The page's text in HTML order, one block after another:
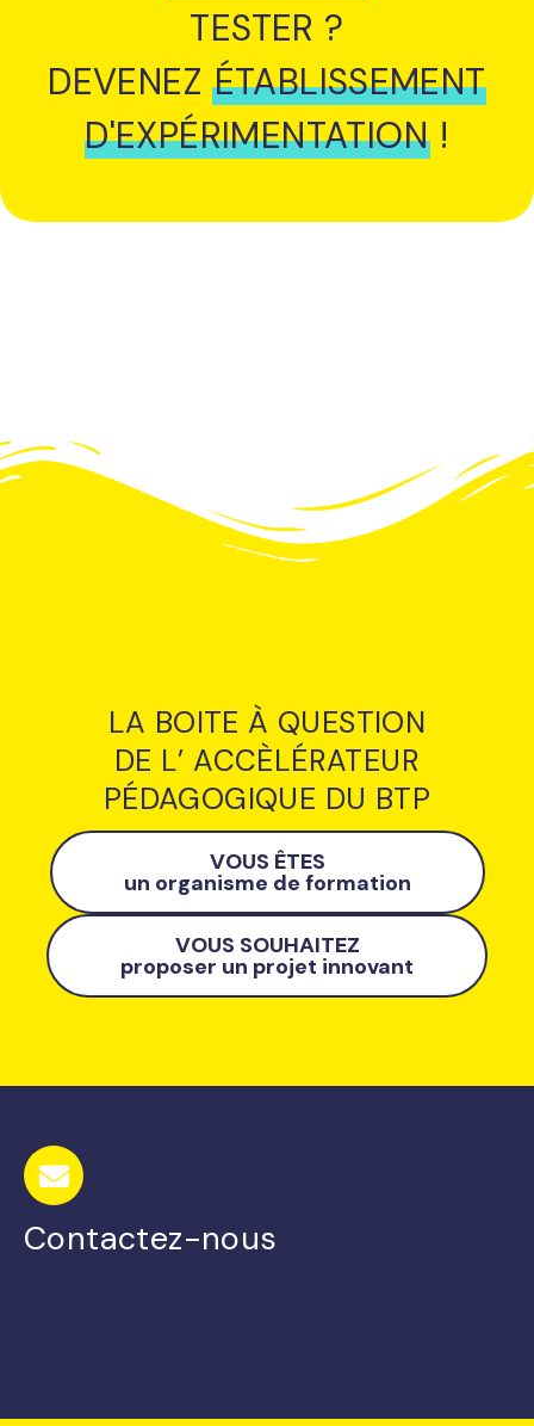
TESTER ?
DEVENEZ ÉTABLISSEMENT
D'EXPÉRIMENTATION !
LA BOITE À QUESTION
DE L’ ACCÈLÉRATEUR
PÉDAGOGIQUE DU BTP
VOUS ÊTES
un organisme de formation
VOUS SOUHAITEZ
proposer un projet innovant
Contactez-nous